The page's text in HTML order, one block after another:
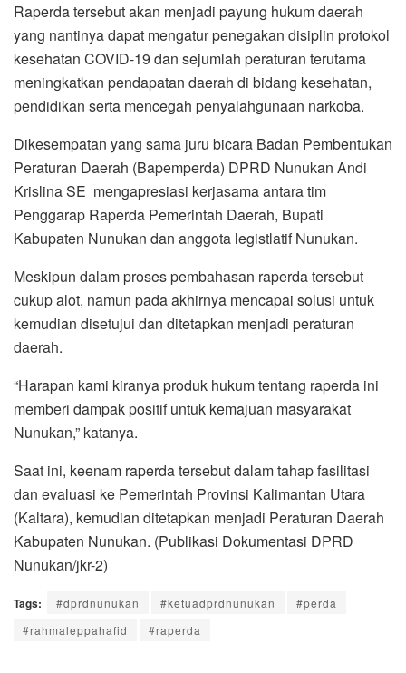
Raperda tersebut akan menjadi payung hukum daerah
yang nantinya dapat mengatur penegakan disiplin protokol
kesehatan COVID-19 dan sejumlah peraturan terutama
meningkatkan pendapatan daerah di bidang kesehatan,
pendidikan serta mencegah penyalahgunaan narkoba.
Dikesempatan yang sama juru bicara Badan Pembentukan
Peraturan Daerah (Bapemperda) DPRD Nunukan Andi
Krislina SE mengapresiasi kerjasama antara tim
Penggarap Raperda Pemerintah Daerah, Bupati
Kabupaten Nunukan dan anggota legistlatif Nunukan.
Meskipun dalam proses pembahasan raperda tersebut
cukup alot, namun pada akhirnya mencapai solusi untuk
kemudian disetujui dan ditetapkan menjadi peraturan
daerah.
“Harapan kami kiranya produk hukum tentang raperda ini
memberi dampak positif untuk kemajuan masyarakat
Nunukan,” katanya.
Saat ini, keenam raperda tersebut dalam tahap fasilitasi
dan evaluasi ke Pemerintah Provinsi Kalimantan Utara
(Kaltara), kemudian ditetapkan menjadi Peraturan Daerah
Kabupaten Nunukan. (Publikasi Dokumentasi DPRD
Nunukan/jkr-2)
Tags: #dprdnunukan #ketuadprdnunukan
#perda
#rahmaleppahafid
#raperda